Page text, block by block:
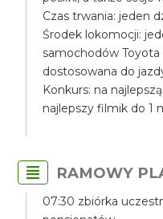
Czas trwania: jeden
Środek lokomocji:
samochodów Toyota
dostosowana do
Konkurs: na
najlepszy filmik do 1
RAMOWY
07:30 zbiórka